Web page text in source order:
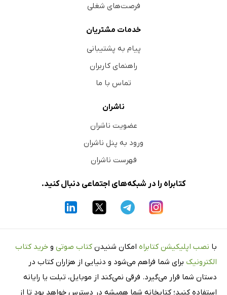
فرصت‌های شغلی
خدمات مشتریان
پیام به پشتیبانی
راهنمای کاربران
تماس با ما
ناشران
عضویت ناشران
ورود به پنل ناشران
فهرست ناشران
کتابراه را در شبکه‌های اجتماعی دنبال کنید.
با نصب اپلیکیشن کتابراه امکان شنیدن کتاب صوتی و خرید کتاب
الکترونیک برای شما فراهم می‌شود و دنیایی از هزاران کتاب در
دستان شما قرار می‌گیرد. فرقی نمی‌کند از موبایل، تبلت یا رایانه
استفاده کنید؛ کتابخانه شما همیشه در دسترس خواهد بود تا از